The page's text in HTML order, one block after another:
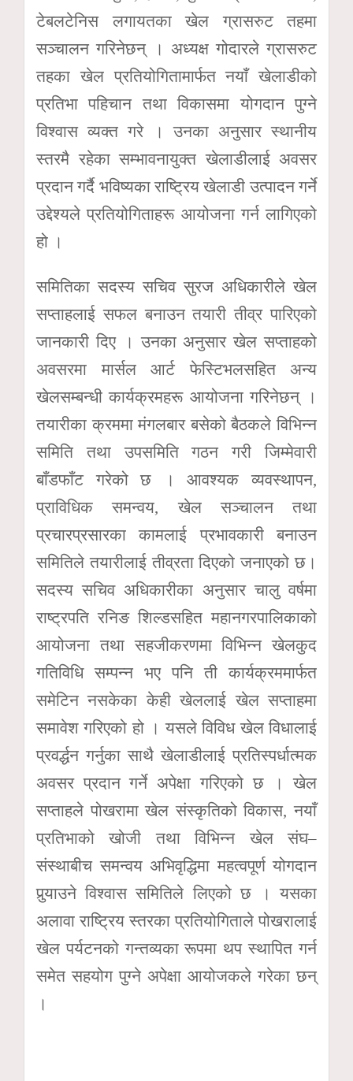
टेबलटेनिस लगायतका खेल ग्रासरुट तहमा
सञ्चालन गरिनेछन् । अध्यक्ष गोदारले ग्रासरुट
तहका खेल प्रतियोगितामार्फत नयाँ खेलाडीको
प्रतिभा पहिचान तथा विकासमा योगदान पुग्ने
विश्वास व्यक्त गरे । उनका अनुसार स्थानीय
स्तरमै रहेका सम्भावनायुक्त खेलाडीलाई अवसर
प्रदान गर्दै भविष्यका राष्ट्रिय खेलाडी उत्पादन गर्ने
उद्देश्यले प्रतियोगिताहरू आयोजना गर्न लागिएको
हो ।
समितिका सदस्य सचिव सुरज अधिकारीले खेल
सप्ताहलाई सफल बनाउन तयारी तीव्र पारिएको
जानकारी दिए । उनका अनुसार खेल सप्ताहको
अवसरमा मार्सल आर्ट फेस्टिभलसहित अन्य
खेलसम्बन्धी कार्यक्रमहरू आयोजना गरिनेछन् ।
तयारीका क्रममा मंगलबार बसेको बैठकले विभिन्न
समिति तथा उपसमिति गठन गरी जिम्मेवारी
बाँडफाँट गरेको छ । आवश्यक व्यवस्थापन,
प्राविधिक समन्वय, खेल सञ्चालन तथा
प्रचारप्रसारका कामलाई प्रभावकारी बनाउन
समितिले तयारीलाई तीव्रता दिएको जनाएको छ।
सदस्य सचिव अधिकारीका अनुसार चालु वर्षमा
राष्ट्रपति रनिङ शिल्डसहित महानगरपालिकाको
आयोजना तथा सहजीकरणमा विभिन्न खेलकुद
गतिविधि सम्पन्न भए पनि ती कार्यक्रममार्फत
समेटिन नसकेका केही खेललाई खेल सप्ताहमा
समावेश गरिएको हो । यसले विविध खेल विधालाई
प्रवर्द्धन गर्नुका साथै खेलाडीलाई प्रतिस्पर्धात्मक
अवसर प्रदान गर्ने अपेक्षा गरिएको छ । खेल
सप्ताहले पोखरामा खेल संस्कृतिको विकास, नयाँ
प्रतिभाको खोजी तथा विभिन्न खेल संघ–
संस्थाबीच समन्वय अभिवृद्धिमा महत्वपूर्ण योगदान
पुर्‍याउने विश्वास समितिले लिएको छ । यसका
अलावा राष्ट्रिय स्तरका प्रतियोगिताले पोखरालाई
खेल पर्यटनको गन्तव्यका रूपमा थप स्थापित गर्न
समेत सहयोग पुग्ने अपेक्षा आयोजकले गरेका छन्
।